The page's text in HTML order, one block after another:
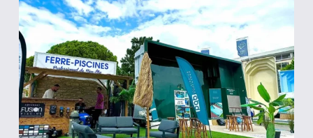
Magasin
Ferre
Piscines
Allauch